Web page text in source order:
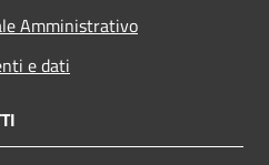
Amministrativo
e dati